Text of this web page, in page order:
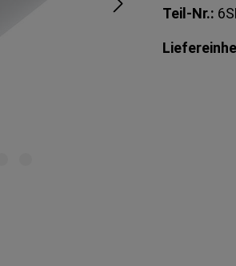
Teil-Nr.: